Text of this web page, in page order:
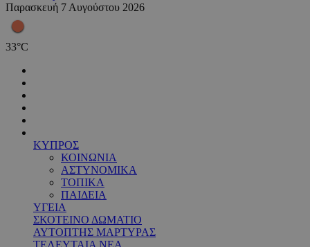
Παρασκευή 7 Αυγούστου 2026
33°C
ΚΥΠΡΟΣ
ΚΟΙΝΩΝΙΑ
ΑΣΤΥΝΟΜΙΚΑ
ΤΟΠΙΚΑ
ΠΑΙΔΕΙΑ
ΥΓΕΙΑ
ΣΚΟΤΕΙΝΟ ΔΩΜΑΤΙΟ
ΑΥΤΟΠΤΗΣ ΜΑΡΤΥΡΑΣ